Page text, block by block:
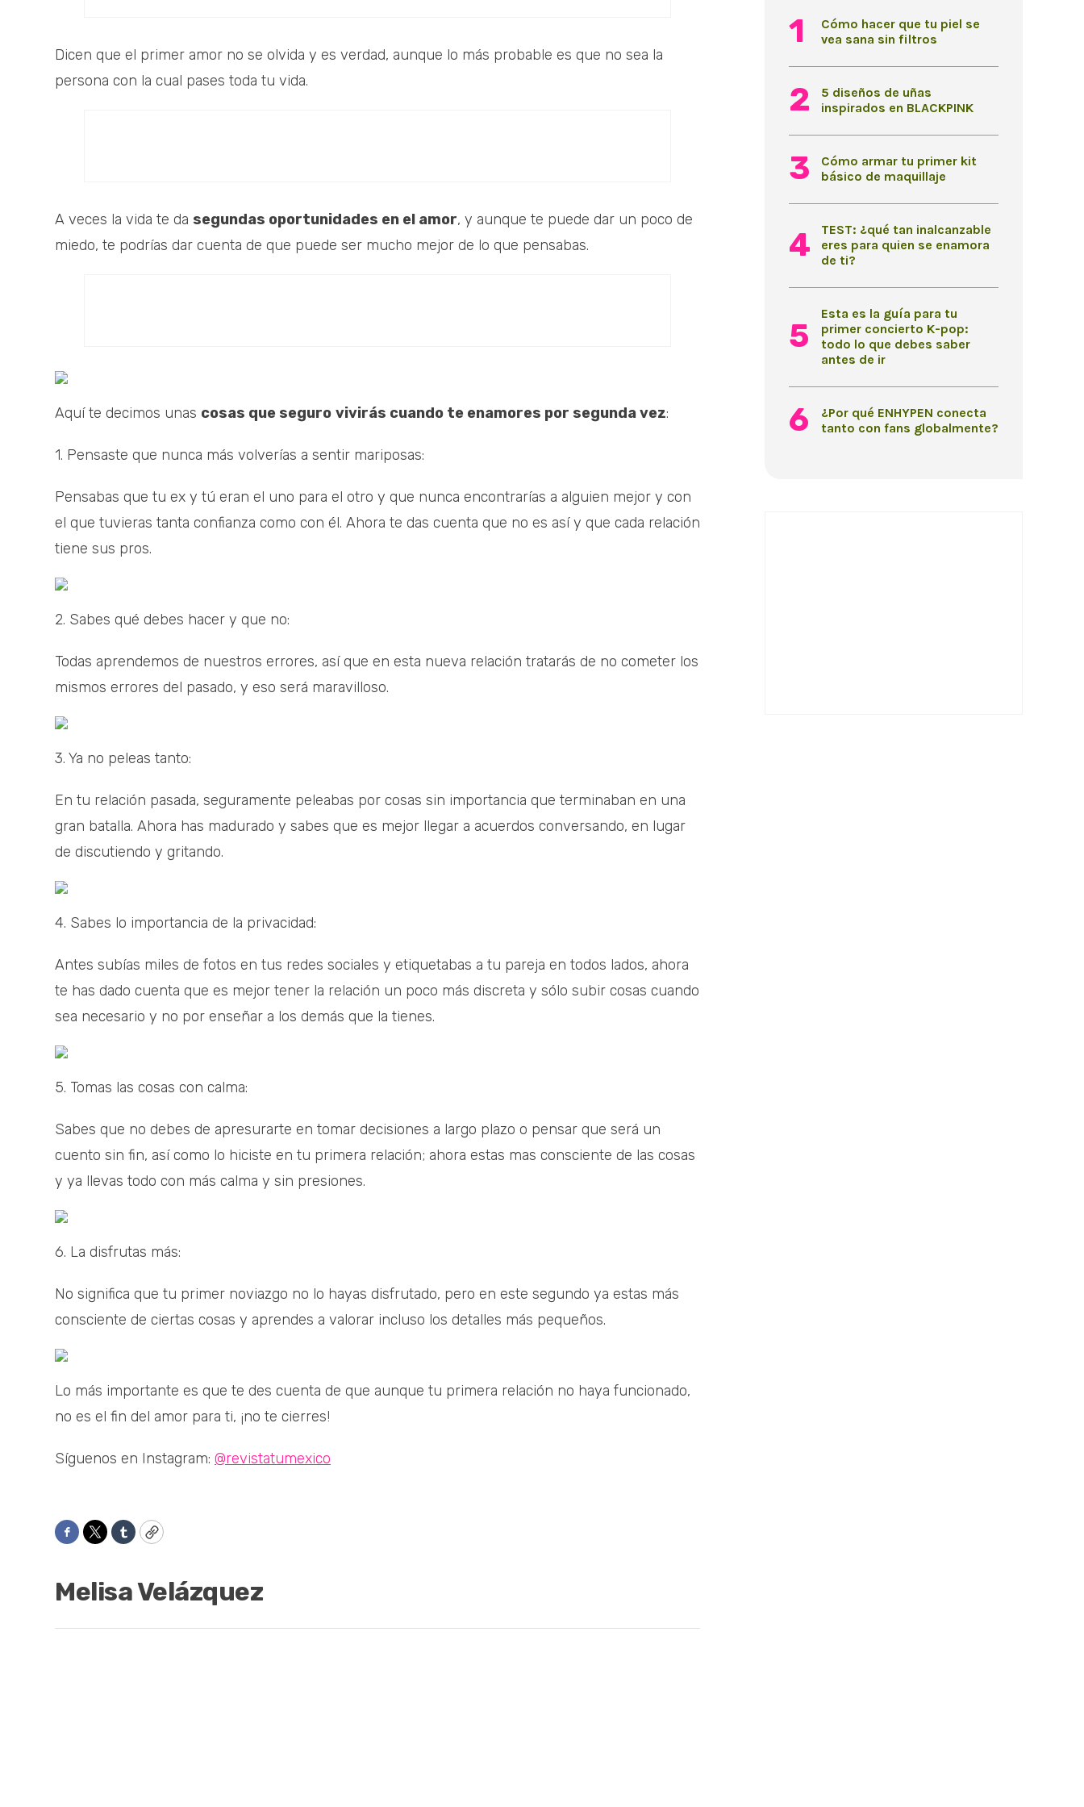
Dicen que el primer amor no se olvida y es verdad, aunque lo más probable es que no sea la
persona con la cual pases toda tu vida.
A veces la vida te da segundas oportunidades en el amor, y aunque te puede dar un poco de
miedo, te podrías dar cuenta de que puede ser mucho mejor de lo que pensabas.
Aquí te decimos unas cosas que seguro vivirás cuando te enamores por segunda vez:
1. Pensaste que nunca más volverías a sentir mariposas:
Pensabas que tu ex y tú eran el uno para el otro y que nunca encontrarías a alguien mejor y con
el que tuvieras tanta confianza como con él. Ahora te das cuenta que no es así y que cada relación
tiene sus pros.
2. Sabes qué debes hacer y que no:
Todas aprendemos de nuestros errores, así que en esta nueva relación tratarás de no cometer los
mismos errores del pasado, y eso será maravilloso.
3. Ya no peleas tanto:
En tu relación pasada, seguramente peleabas por cosas sin importancia que terminaban en una
gran batalla. Ahora has madurado y sabes que es mejor llegar a acuerdos conversando, en lugar
de discutiendo y gritando.
4. Sabes lo importancia de la privacidad:
Antes subías miles de fotos en tus redes sociales y etiquetabas a tu pareja en todos lados, ahora
te has dado cuenta que es mejor tener la relación un poco más discreta y sólo subir cosas cuando
sea necesario y no por enseñar a los demás que la tienes.
5. Tomas las cosas con calma:
Sabes que no debes de apresurarte en tomar decisiones a largo plazo o pensar que será un
cuento sin fin, así como lo hiciste en tu primera relación; ahora estas mas consciente de las cosas
y ya llevas todo con más calma y sin presiones.
6. La disfrutas más:
No significa que tu primer noviazgo no lo hayas disfrutado, pero en este segundo ya estas más
consciente de ciertas cosas y aprendes a valorar incluso los detalles más pequeños.
Lo más importante es que te des cuenta de que aunque tu primera relación no haya funcionado,
no es el fin del amor para ti, ¡no te cierres!
Síguenos en Instagram: @revistatumexico
Facebook
TwitterTumblrCopy
Melisa Velázquez
Cómo hacer que tu piel se
vea sana sin filtros
5 diseños de uñas
inspirados en BLACKPINK
Cómo armar tu primer kit
básico de maquillaje
TEST: ¿qué tan inalcanzable
eres para quien se enamora
de ti?
Esta es la guía para tu
primer concierto K-pop:
todo lo que debes saber
antes de ir
¿Por qué ENHYPEN conecta
tanto con fans globalmente?